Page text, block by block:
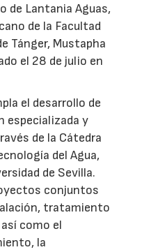
de Lantania Aguas,
de la Facultad
Tánger, Mustapha
el 28 de julio en
el desarrollo de
especializada y
de la Cátedra
del Agua,
de Sevilla.
conjuntos
tratamiento
como el
la